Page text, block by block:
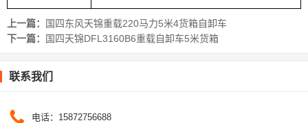
上一篇：
国四东风天锦重载220马力5米4货箱自卸车
下一篇：
国四天锦DFL3160B6重载自卸车5米货箱
联系我们
电话：15872756688